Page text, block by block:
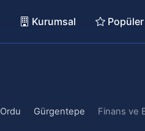
Kurumsal Popüler
Ordu Gürgentepe Finans ve